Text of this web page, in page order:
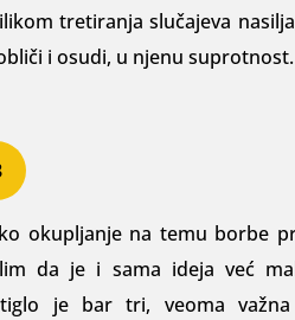
treti­ranja slučajeva
i osudi, u njenu suprotnost.
okupljanje na temu borbe
da je i sama ideja već
je bar tri, veoma